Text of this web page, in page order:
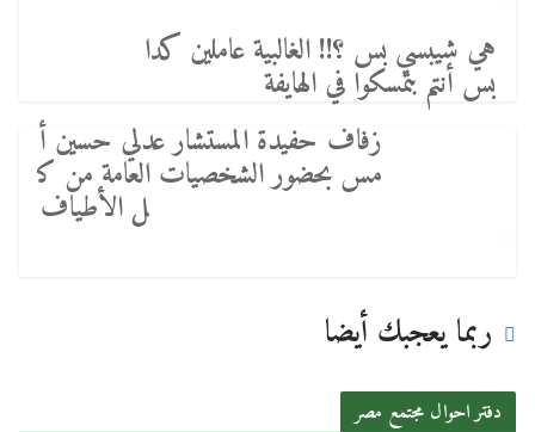
هي شيبسي بس ؟!! الغالبية عاملين كدا
بس أنتم بتمسكوا في الهايفة
زفاف حفيدة المستشار عدلي حسين أ
مس بحضور الشخصيات العامة من ك
ل الأطياف
ربما يعجبك أيضا
دفتر احوال مجتمع مصر